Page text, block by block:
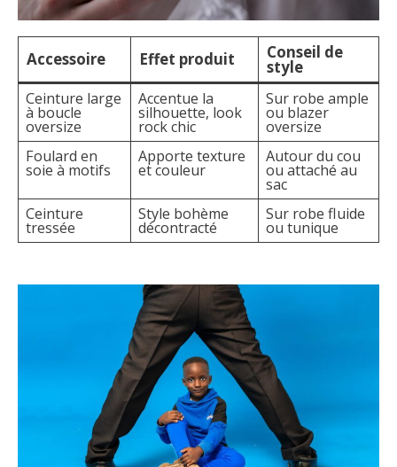
Accessoire Effet produit Conseil de
style
Ceinture large
à boucle
oversize
Accentue la
silhouette, look
rock chic
Sur robe ample
ou blazer
oversize
Foulard en
soie à motifs
Apporte texture
et couleur
Autour du cou
ou attaché au
sac
Ceinture
tressée
Style bohème
décontracté
Sur robe fluide
ou tunique